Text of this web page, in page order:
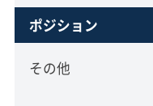
ポジション
その他